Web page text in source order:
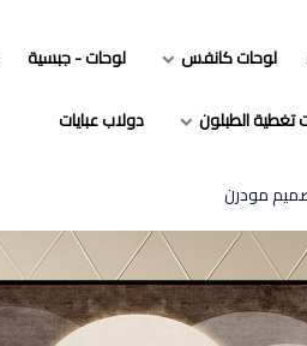
لوحات كانفس لوحات - جبسية
تغطية الطبلون دولاب عبايات
مودرن